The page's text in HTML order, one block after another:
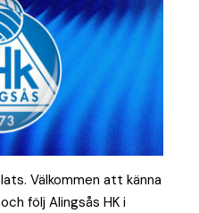
Välkommen att känna
följ Alingsås HK i